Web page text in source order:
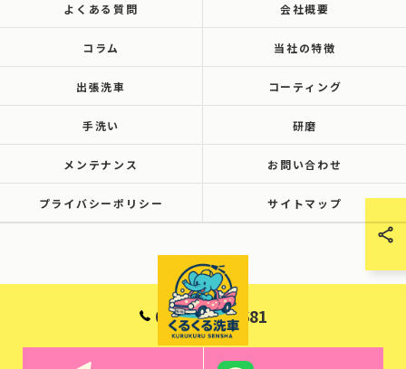
090-6001-8681
よくある質問 会社概要
コラム 当社の特徴
出張洗車 コーティング
手洗い 研磨
メンテナンス お問い合わせ
プライバシーポリシー サイトマップ